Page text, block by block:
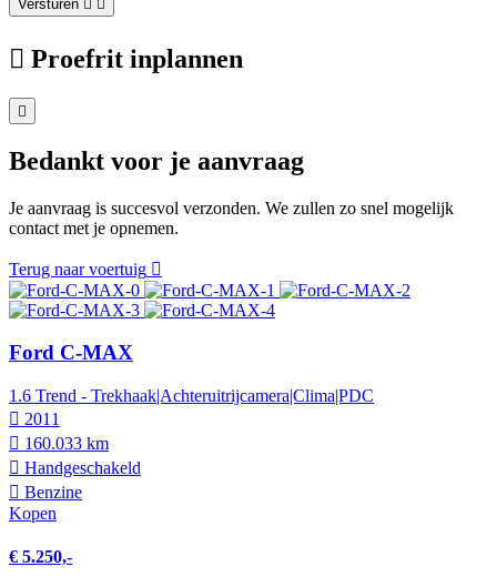
Versturen
Proefrit inplannen
Bedankt voor je aanvraag
Je aanvraag is succesvol verzonden. We zullen zo snel mogelijk
contact met je opnemen.
Terug naar voertuig
Ford C-MAX
1.6 Trend - Trekhaak|Achteruitrijcamera|Clima|PDC
2011
160.033 km
Hand­geschakeld
Benzine
Kopen
€ 5.250,-